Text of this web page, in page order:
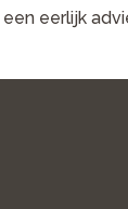
eerlijk